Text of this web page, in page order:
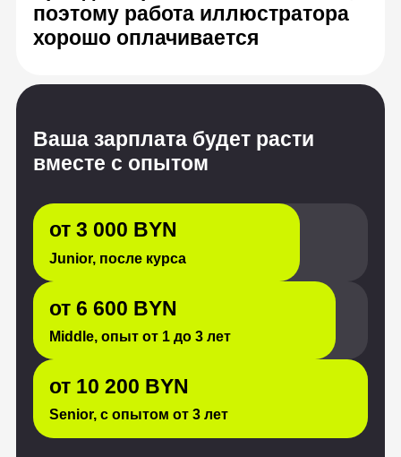
от 3 000 BYN
Junior, после курса
от 10 200 BYN
Возможности
пользователей
нашей платформы
безграничны